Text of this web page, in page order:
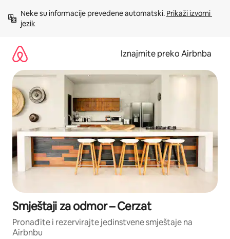
sadržaj
Neke su informacije prevedene automatski. Prikaži izvorni
jezik
Iznajmite preko Airbnba
Smještaji za odmor – Cerzat
Pronađite i rezervirajte jedinstvene smještaje na
Airbnbu